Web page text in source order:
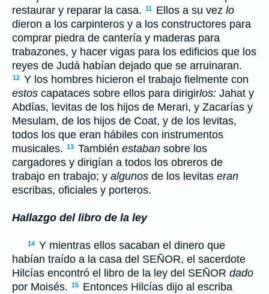
restaurar y reparar la casa. 11 Ellos a su vez lo
dieron a los carpinteros y a los constructores para
comprar piedra de cantería y maderas para
trabazones, y hacer vigas para los edificios que los
reyes de Judá habían dejado que se arruinaran.
12 Y los hombres hicieron el trabajo fielmente con
estos capataces sobre ellos para dirigirlos: Jahat y
Abdías, levitas de los hijos de Merari, y Zacarías y
Mesulam, de los hijos de Coat, y de los levitas,
todos los que eran hábiles con instrumentos
musicales. 13 También estaban sobre los
cargadores y dirigían a todos los obreros de
trabajo en trabajo; y algunos de los levitas eran
escribas, oficiales y porteros.
Hallazgo del libro de la ley
14 Y mientras ellos sacaban el dinero que
habían traído a la casa del SEÑOR, el sacerdote
Hilcías encontró el libro de la ley del SEÑOR dado
por Moisés. 15
Entonces Hilcías dijo al escriba